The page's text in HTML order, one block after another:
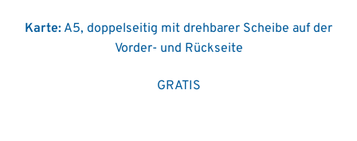
Karte: A5, doppelseitig mit drehbarer Scheibe auf der
Vorder- und Rückseite
GRATIS